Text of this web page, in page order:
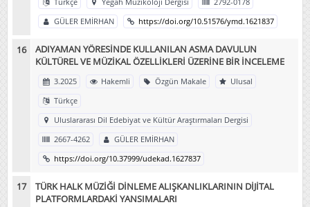
Türkçe
Yegah Müzikoloji Dergisi
2792-0178
GÜLER EMİRHAN
https://doi.org/10.51576/ymd.1621837
ADIYAMAN YÖRESİNDE KULLANILAN ASMA DAVULUN
KÜLTÜREL VE MÜZİKAL ÖZELLİKLERİ ÜZERİNE BİR İNCELEME
3.2025 Hakemli Özgün Makale
Ulusal
Türkçe
Uluslararası Dil Edebiyat ve Kültür Araştırmaları Dergisi
2667-4262
GÜLER EMİRHAN
https://doi.org/10.37999/udekad.1627837
TÜRK HALK MÜZİĞİ DİNLEME ALIŞKANLIKLARININ DİJİTAL
PLATFORMLARDAKİ YANSIMALARI